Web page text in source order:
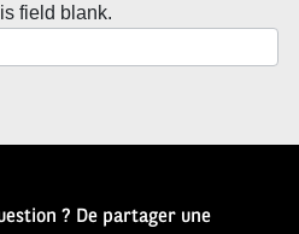
field blank.
? De partager une